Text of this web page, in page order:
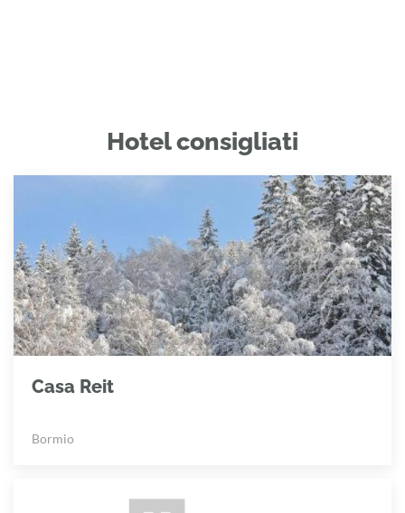
Hotel consigliati
Casa Reit
Bormio